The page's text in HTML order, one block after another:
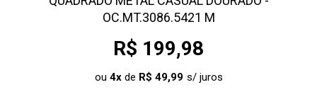
OC.MT.3086.5421 M
R$ 199,98
ou 4xde R$ 49,99